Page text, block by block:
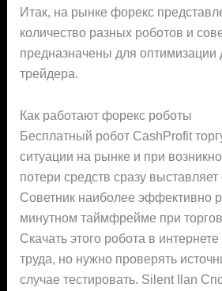
Итак, на рынке форекс
количество разных роботов и
предназначены для оптимизации
трейдера.
Как работают форекс роботы
Бесплатный робот CashProfit
ситуации на рынке и при
потери средств сразу
Советник наиболее эффективно
минутном таймфрейме при
Скачать этого робота в
труда, но нужно проверять
случае тестировать. Silent Ilan